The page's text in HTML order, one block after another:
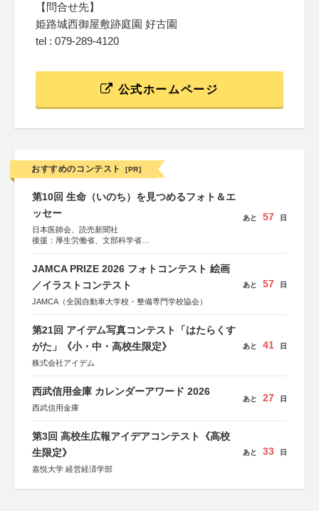
【問合せ先】
姫路城西御屋敷跡庭園 好古園
tel : 079-289-4120
公式ホームページ
おすすめのコンテスト [PR]
第10回 生命（いのち）を見つめるフォト＆エ
ッセー
日本医師会、読売新聞社
後援：厚生労働省、文部科学省
あと 57 日
JAMCA PRIZE 2026 フォトコンテスト 絵画
／イラストコンテスト
JAMCA（全国自動車大学校・整備専門学校協会）
あと 57 日
第21回 アイデム写真コンテスト「はたらくす
がた」《小・中・高校生限定》
株式会社アイデム
あと 41 日
西武信用金庫 カレンダーアワード 2026
西武信用金庫
あと 27 日
第3回 高校生広報アイデアコンテスト《高校
生限定》
嘉悦大学 経営経済学部
あと 33 日